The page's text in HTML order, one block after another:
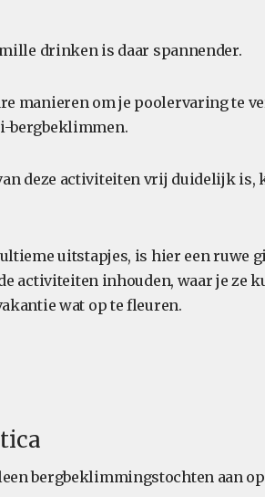
drinken is daar spannender.
manieren om je poolervaring te
bergbeklimmen.
deze activiteiten vrij duidelijk is,
uitstapjes, is hier een ruwe
activiteiten inhouden, waar je ze
wat op te fleuren.
bergbeklimmingstochten aan op